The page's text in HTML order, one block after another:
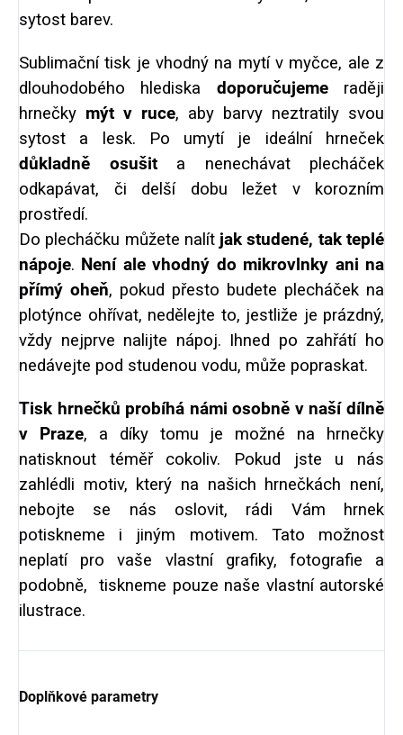
sytost barev.
Sublimační tisk je vhodný na mytí v myčce, ale z
dlouhodobého hlediska doporučujemeraději
hrnečky mýt v ruce, aby barvy neztratily svou
sytost a lesk. Po umytí je ideální hrneček
důkladně osušita nenechávat plecháček
odkapávat, či delší dobu ležet v korozním
prostředí.
Do plecháčku můžete nalít jak studené, tak teplé
nápoje. Není ale vhodný do mikrovlnky ani na
přímý oheň, pokud přesto budete plecháček na
plotýnce ohřívat, nedělejte to, jestliže je prázdný,
vždy nejprve nalijte nápoj. Ihned po zahřátí ho
nedávejte pod studenou vodu, může popraskat.
Tisk hrnečků probíhá námi osobně v naší dílně
v Praze, a díky tomu je možné na hrnečky
natisknout téměř cokoliv. Pokud jste u nás
zahlédli motiv, který na našich hrnečkách není,
nebojte se nás oslovit, rádi Vám hrnek
potiskneme i jiným motivem. Tato možnost
neplatí pro vaše vlastní grafiky, fotografie a
podobně, tiskneme pouze naše vlastní autorské
ilustrace.
Doplňkové parametry